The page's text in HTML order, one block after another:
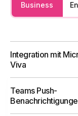
Der
Organisation
Wir
für
Business
Integration mit
Viva
Teams Push-